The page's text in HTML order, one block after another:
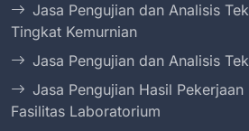
Jasa Pengujian dan Analisis
Tingkat Kemurnian
Jasa Pengujian dan Analisis
Jasa Pengujian Hasil
Fasilitas Laboratorium